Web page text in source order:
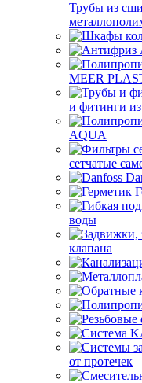
Трубы из
MEER
и фитинги
AQUA
сетчатые
воды
клапана
от протечек